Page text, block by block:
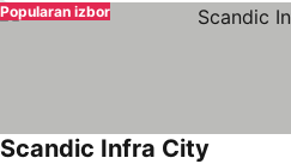
Popularan izbor
Scandic Infra City